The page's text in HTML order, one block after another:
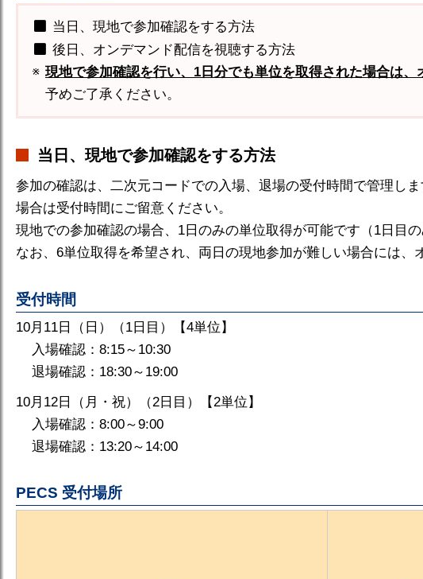
当日、現地で参加確認をする方法
後日、オンデマンド配信を視聴する方法
現地で参加確認を行い、1日分でも単位を取得された場合は、
予めご了承ください。
当日、現地で参加確認をする方法
参加の確認は、二次元コードでの入場、退場の受付時間で管理し
場合は受付時間にご留意ください。
現地での参加確認の場合、1日のみの単位取得が可能です（1日目
なお、6単位取得を希望され、両日の現地参加が難しい場合には、
受付時間
10月11日（日）（1日目）【4単位】
入場確認：8:15～10:30
退場確認：18:30～19:00
10月12日（月・祝）（2日目）【2単位】
入場確認：8:00～9:00
退場確認：13:20～14:00
PECS 受付場所